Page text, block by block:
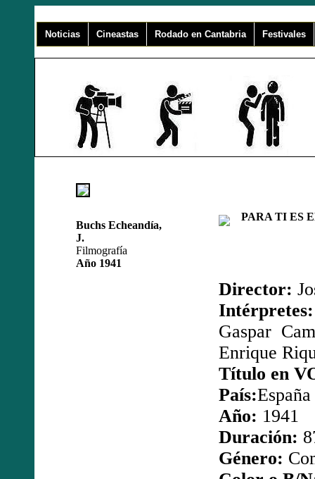
Noticias Cineastas Rodado en Cantabria Festivales
Buchs Echeandía,
J.
Filmografía
Año 1941
PARA TI ES
Director:
Intérpretes:
Gaspar
Enrique
Título en
País:España
Año: 1941
Duración:
Género: